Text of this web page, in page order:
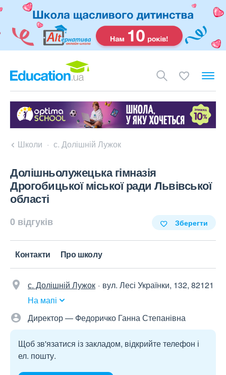
Школи с. Долішній Лужок
Долішньолужецька гімназія
Дрогобицької міської ради Львівської
області
0 відгуків Зберегти
Контакти Про школу
с. Долішній Лужок
вул. Лесі Українки, 132, 82121
На мапі
Директор — Федоричко Ганна Степанівна
Щоб зв'язатися із закладом, відкрийте телефон і
ел. пошту.